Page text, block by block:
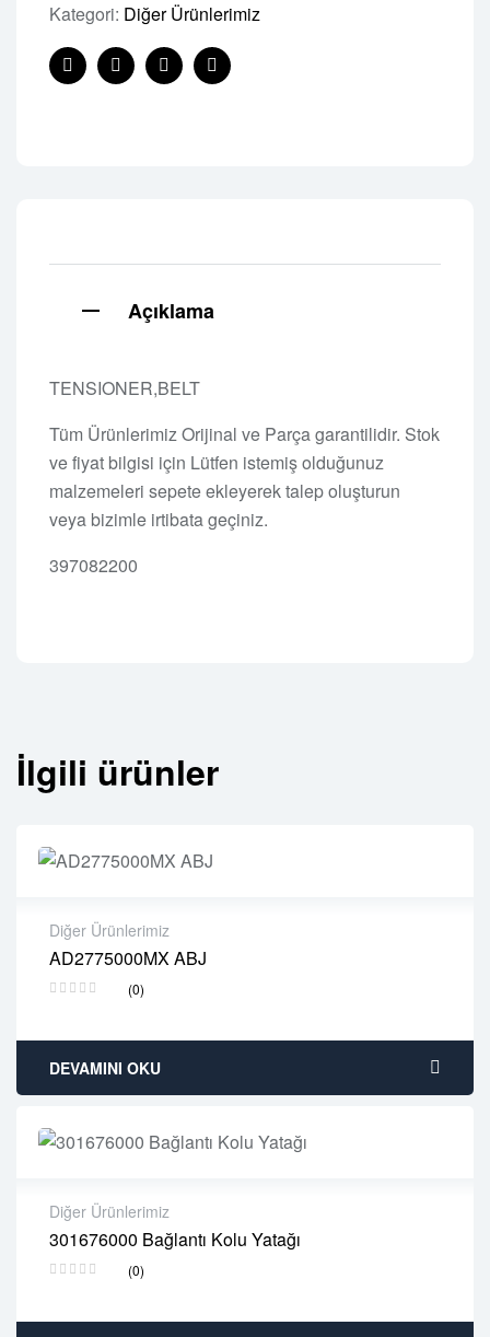
Kategori: Diğer Ürünlerimiz
FacebookTwitterLinkedinPinterest
Açıklama
TENSIONER,BELT
Tüm Ürünlerimiz Orijinal ve Parça garantilidir. Stok
ve fiyat bilgisi için Lütfen istemiş olduğunuz
malzemeleri sepete ekleyerek talep oluşturun
veya bizimle irtibata geçiniz.
397082200
İlgili ürünler
Diğer Ürünlerimiz
AD2775000MX ABJ
(0)
2 years warranty
Delivery time: 1-2 business days
DEVAMINI OKU
Diğer Ürünlerimiz
301676000 Bağlantı Kolu Yatağı
(0)
2 years warranty
Delivery time: 1-2 business days